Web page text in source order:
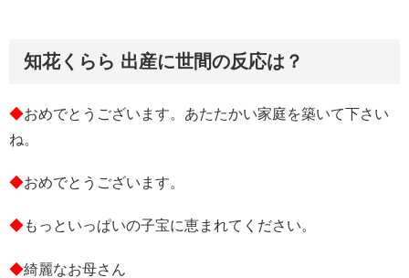
知花くらら 出産に世間の反応は？
◆おめでとうございます。あたたかい家庭を築いて下さい
ね。
◆おめでとうございます。
◆もっといっぱいの子宝に恵まれてください。
◆綺麗なお母さん